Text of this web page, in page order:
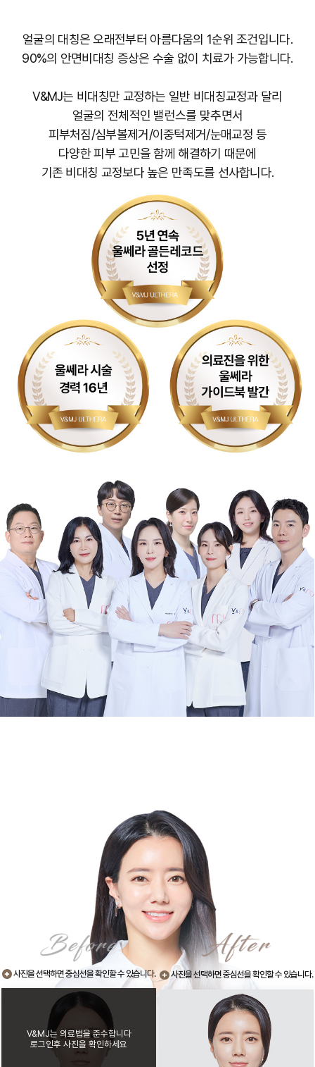
얼굴의 대칭은 오래전부터 아름다움의 1순위 조건입니다.
90%의 안면비대칭 증상은 수술 없이 치료가 가능합니다.
V&MJ는 비대칭만 교정하는 일반 비대칭교정과 달리
얼굴의 전체적인 밸런스를 맞추면서
피부처짐/심부볼제거/이중턱제거/눈매교정 등
다양한 피부 고민을 함께 해결하기 때문에
기존 비대칭 교정보다 높은 만족도를 선사합니다.
사진을 선택하면 중심선을 확인할 수 있습니다.
V&MJ는 의료법을 준수합니다
로그인후 사진을 확인하세요
사진을 선택하면 중심선을 확인할 수 있습니다.